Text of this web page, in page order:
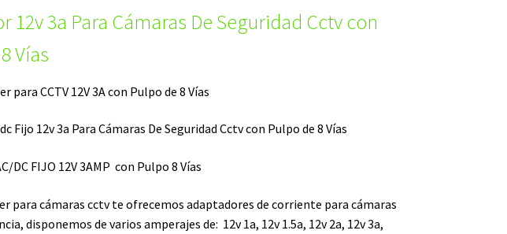
12v 3a Para Cámaras De Seguridad Cctv con
Vías
para CCTV 12V 3A con Pulpo de 8 Vías
Fijo 12v 3a Para Cámaras De Seguridad Cctv con Pulpo de 8 Vías
DC FIJO 12V 3AMP con Pulpo 8 Vías
para cámaras cctv te ofrecemos adaptadores de corriente para cámaras
disponemos de varios amperajes de: 12v 1a, 12v 1.5a, 12v 2a, 12v 3a,